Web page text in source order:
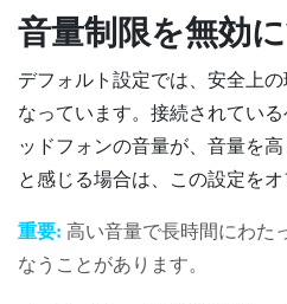
音量制限を無効
デフォルト設定では、安全上
なっています。接続されてい
ッドフォンの音量が、音量を
と感じる場合は、この設定をオ
重要: 高い音量で長時間にわた
なうことがあります。